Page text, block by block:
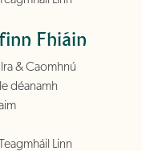
Fhiáin
& Caomhnú
déanamh
Linn